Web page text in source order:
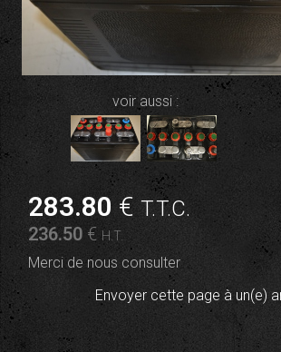
voir aussi :
283.80 €T.T.C.
236.50 € H.T.
Merci de nous consulter
Envoyer cette page à un(e)